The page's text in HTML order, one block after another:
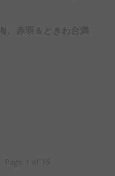
、赤羽＆ときわ台満
Page 1 of 15